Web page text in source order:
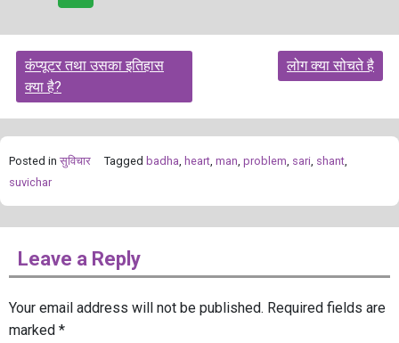
Post
navigation
कंप्यूटर तथा उसका इतिहास
क्या है?
लोग क्या सोचते है
Posted in सुविचार Tagged badha, heart, man, problem, sari, shant,
suvichar
Leave a Reply
Your email address will not be published. Required fields are
marked *